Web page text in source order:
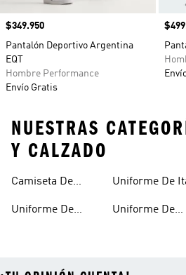
Precio
$349.950
Pantalón Deportivo Argentina
EQT
Hombre Performance
Envío Gratis
NUESTRAS
Y CALZADO
Camiseta De
Uniforme De
Uniforme De
Uniforme De